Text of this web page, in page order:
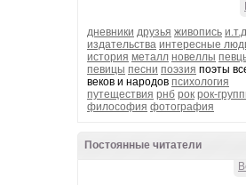
дневники друзья живопись
издательства интересные
история металл новеллы
певицы песни поэзия поэты
веков и народов психология
путеществия рнб рок рок-
философия фотография
Постоянные читатели